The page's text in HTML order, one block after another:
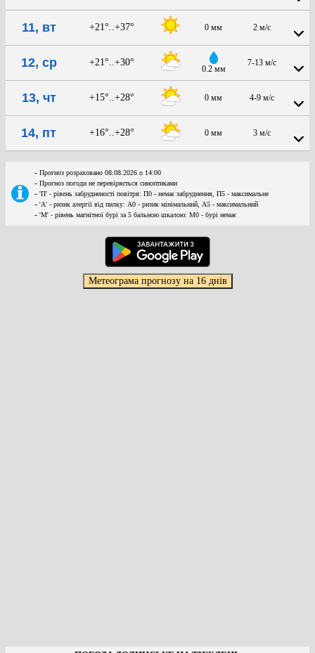
11, вт +21°..+37° 0 мм 2 м/с
12, ср +21°..+30°
0.2 мм
7-13 м/с
13, чт +15°..+28° 0 мм 4-9 м/с
14, пт +16°..+28° 0 мм 3 м/с
- Прогноз розраховано 08.08.2026 о 14:00
- Прогноз погоди не перевіряється синоптиками
- 'П' - рівень забрудненості повітря: П0 - немає забруднення, П5 - максимальне
- 'А' - ризик алергії від пилку: А0 - ризик мінімальний, А5 - максимальний
- 'М' - рівень магнітної бурі за 5 бальною шкалою: M0 - бурі немає